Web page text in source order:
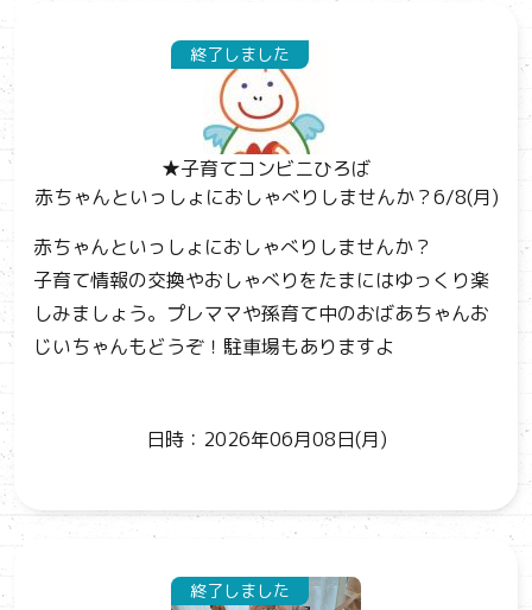
終了しました
★子育てコンビニひろば
赤ちゃんといっしょにおしゃべりしませんか？6/8(月)
赤ちゃんといっしょにおしゃべりしませんか？
子育て情報の交換やおしゃべりをたまにはゆっくり楽
しみましょう。プレママや孫育て中のおばあちゃんお
じいちゃんもどうぞ！駐車場もありますよ
日時：2026年06月08日(月)
終了しました